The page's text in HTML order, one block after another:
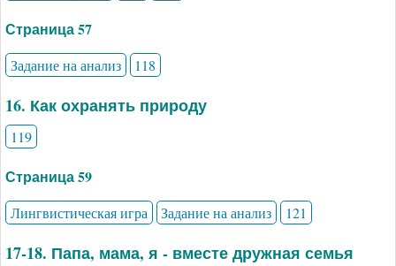
Страница 57
Задание на анализ 118
16. Как охранять природу
119
Страница 59
Лингвистическая игра Задание на анализ 121
17-18. Папа, мама, я - вместе дружная семья